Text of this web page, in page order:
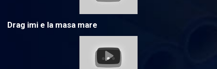
Drag imi e la masa mare